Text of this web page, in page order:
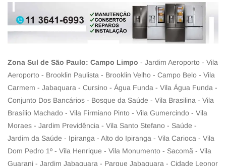
Zona Sul de São Paulo: Campo Limpo - Jardim Aeroporto - Vila
Aeroporto - Brooklin Paulista - Brooklin Velho - Campo Belo - Vila
Carmem - Jabaquara - Cursino - Água Funda - Vila Água Funda -
Conjunto Dos Bancários - Bosque da Saúde - Vila Brasilina - Vila
Brasílio Machado - Vila Firmiano Pinto - Vila Gumercindo - Vila
Moraes - Jardim Previdência - Vila Santo Stefano - Saúde -
Jardim da Saúde - Ipiranga - Alto do Ipiranga - Vila Carioca - Vila
Dom Pedro 1º - Vila Henrique - Vila Monumento - Sacomã - Vila
Guarani - Jardim Jabaquara - Parque Jabaquara - Cidade Leonor